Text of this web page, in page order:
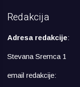
Redakcija
Adresa redakcije:
Stevana Sremca 1
email redakcije: